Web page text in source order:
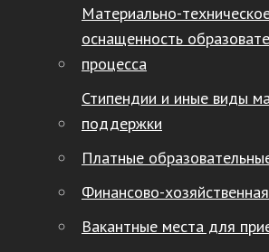
Материально-
оснащенность
процесса
Стипендии и иные виды
поддержки
Платные
Финансово-
Вакантные места для